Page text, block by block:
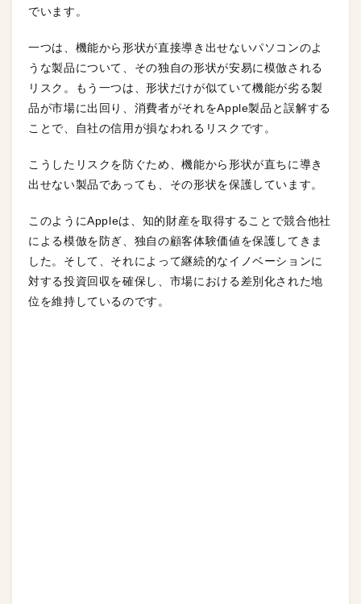
でいます。
一つは、機能から形状が直接導き出せないパソコンのよ
うな製品について、その独自の形状が安易に模倣される
リスク。もう一つは、形状だけが似ていて機能が劣る製
品が市場に出回り、消費者がそれをApple製品と誤解する
ことで、自社の信用が損なわれるリスクです。
こうしたリスクを防ぐため、機能から形状が直ちに導き
出せない製品であっても、その形状を保護しています。
このようにAppleは、知的財産を取得することで競合他社
による模倣を防ぎ、独自の顧客体験価値を保護してきま
した。そして、それによって継続的なイノベーションに
対する投資回収を確保し、市場における差別化された地
位を維持しているのです。